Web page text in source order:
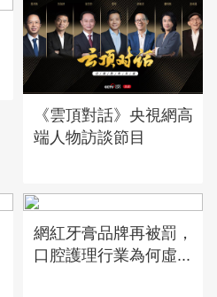
《雲頂對話》央視網高
端人物訪談節目
網紅牙膏品牌再被罰，
口腔護理行業為何虛...